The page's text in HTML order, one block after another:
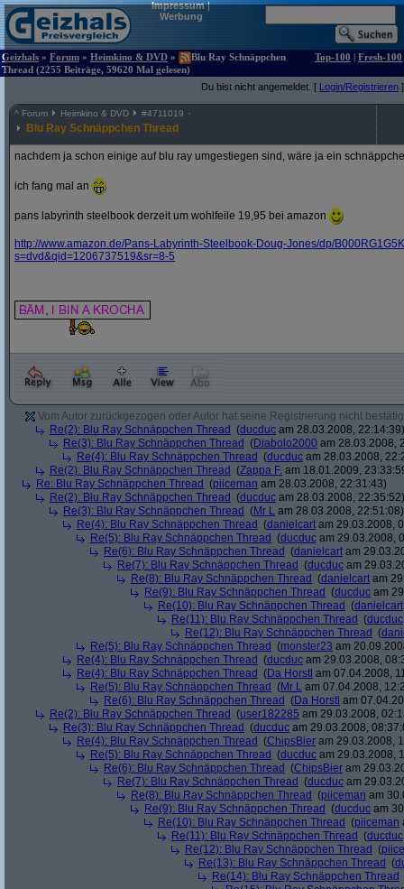
Impressum|
Werbung
Geizhals » Forum » Heimkino & DVD »
Blu Ray Schnäppchen
Thread (2255 Beiträge, 59620 Mal gelesen)
Top-100 | Fresh-100
Du bist nicht angemeldet. [ Login/Registrieren ]
^ Forum Heimkino & DVD #4711019
Blu Ray Schnäppchen Thread
nachdem ja schon einige auf blu ray umgestiegen sind, wäre ja ein
ich fang mal an
pans labyrinth steelbook derzeit um wohlfeile 19,95 bei amazon
http://www.amazon.de/Pans-Labyrinth-Steelbook-Doug-Jones/dp/
s=dvd&qid=1206737519&sr=8-5
Vom Autor zurückgezogen oder Autor hat seine Registrierung nicht
Re(2): Blu Ray Schnäppchen Thread (ducduc am 28.03.2008, 22:14:39)
Re(3): Blu Ray Schnäppchen Thread (Diabolo2000 am 28.03.2008,
Re(4): Blu Ray Schnäppchen Thread (ducduc am 28.03.2008,
Re(2): Blu Ray Schnäppchen Thread (Zappa F. am 18.01.2009,
Re: Blu Ray Schnäppchen Thread (piiceman am 28.03.2008, 22:31:43)
Re(2): Blu Ray Schnäppchen Thread (ducduc am 28.03.2008, 22:35:52)
Re(3): Blu Ray Schnäppchen Thread (Mr L am 28.03.2008, 22:51:08)
Re(4): Blu Ray Schnäppchen Thread (danielcart am 29.03.2008,
Re(5): Blu Ray Schnäppchen Thread (ducduc am 29.03.2008,
Re(6): Blu Ray Schnäppchen Thread (danielcart am
Re(7): Blu Ray Schnäppchen Thread (ducduc am
Re(8): Blu Ray Schnäppchen Thread (danielcart am
Re(9): Blu Ray Schnäppchen Thread (ducduc am
Re(10): Blu Ray Schnäppchen Thread (danielcart
Re(11): Blu Ray Schnäppchen Thread (ducduc
Re(12): Blu Ray Schnäppchen Thread (
Re(5): Blu Ray Schnäppchen Thread (monster23 am
Re(4): Blu Ray Schnäppchen Thread (ducduc am 29.03.2008,
Re(4): Blu Ray Schnäppchen Thread (Da Horstl am 07.04.2008,
Re(5): Blu Ray Schnäppchen Thread (Mr L am 07.04.2008,
Re(6): Blu Ray Schnäppchen Thread (Da Horstl am
Re(2): Blu Ray Schnäppchen Thread (user182285 am 29.03.2008,
Re(3): Blu Ray Schnäppchen Thread (ducduc am 29.03.2008,
Re(4): Blu Ray Schnäppchen Thread (ChipsBier am 29.03.2008,
Re(5): Blu Ray Schnäppchen Thread (ducduc am 29.03.2008,
Re(6): Blu Ray Schnäppchen Thread (ChipsBier am
Re(7): Blu Ray Schnäppchen Thread (ducduc am
Re(8): Blu Ray Schnäppchen Thread (piiceman am
Re(9): Blu Ray Schnäppchen Thread (ducduc am
Re(10): Blu Ray Schnäppchen Thread (piiceman
Re(11): Blu Ray Schnäppchen Thread (ducduc
Re(12): Blu Ray Schnäppchen Thread (
Re(13): Blu Ray Schnäppchen Thread (
Re(14): Blu Ray Schnäppchen Thread